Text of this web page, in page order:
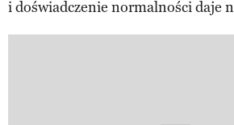
i doświadczenie normalności daje